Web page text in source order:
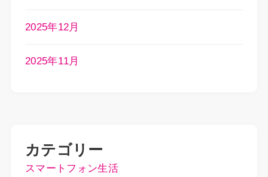
2025年12月
2025年11月
カテゴリー
スマートフォン生活